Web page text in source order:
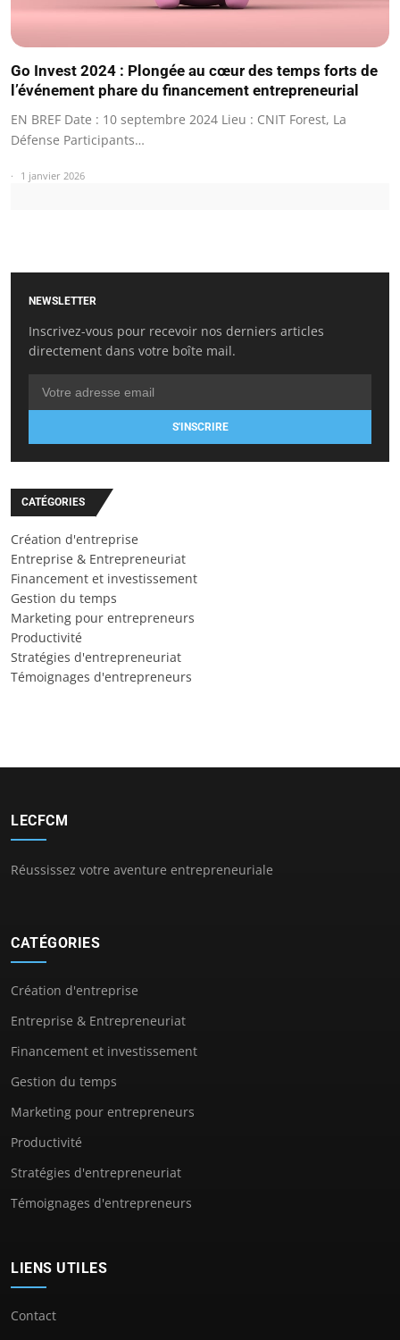
Go Invest 2024 : Plongée au cœur des temps forts de
l’événement phare du financement entrepreneurial
EN BREF Date : 10 septembre 2024 Lieu : CNIT Forest, La
Défense Participants…
1 janvier 2026
NEWSLETTER
Inscrivez-vous pour recevoir nos derniers articles
directement dans votre boîte mail.
S'INSCRIRE
CATÉGORIES
Création d'entreprise
Entreprise & Entrepreneuriat
Financement et investissement
Gestion du temps
Marketing pour entrepreneurs
Productivité
Stratégies d'entrepreneuriat
Témoignages d'entrepreneurs
LECFCM
Réussissez votre aventure entrepreneuriale
CATÉGORIES
Création d'entreprise
Entreprise & Entrepreneuriat
Financement et investissement
Gestion du temps
Marketing pour entrepreneurs
Productivité
Stratégies d'entrepreneuriat
Témoignages d'entrepreneurs
LIENS UTILES
Contact